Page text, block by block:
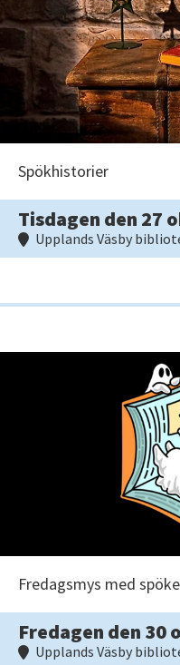
Spökhistorier
Tisdagen den 27
Upplands Väsby
Fredagsmys med
Fredagen den 30
Upplands Väsby